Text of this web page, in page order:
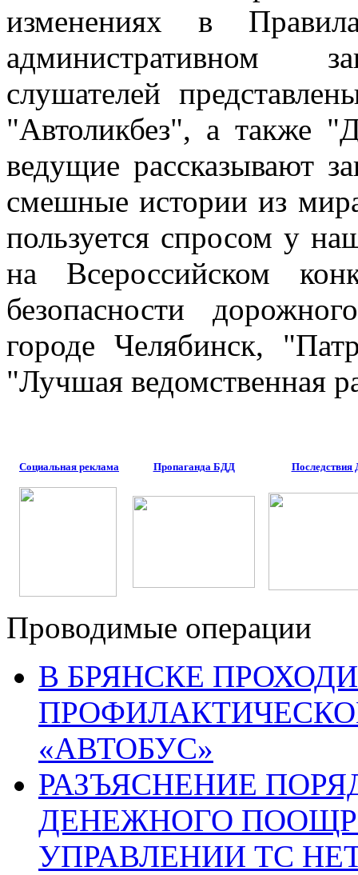
изменениях в
административном
слушателей
"Автоликбез", а также
ведущие рассказывают
смешные истории из
пользуется спросом у
на Всероссийском
безопасности
городе Челябинск,
"Лучшая ведомственная
Социальная реклама Пропаганда БДД
Проводимые операции
В БРЯНСКЕ
«АВТОБУС»
РАЗЪЯСНЕНИЕ
ДЕНЕЖНОГО
УПРАВЛЕНИИ ТС